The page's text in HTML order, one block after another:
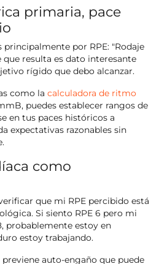
primaria, pace
por RPE: "Rodaje
que resulta es dato interesante
rígido que debo alcanzar.
como la calculadora de ritmo
puedes establecer rangos de
en tus paces históricos a
expectativas razonables sin
como
que mi RPE percibido está
Si siento RPE 6 pero mi
probablemente estoy en
estoy trabajando.
auto-engaño que puede